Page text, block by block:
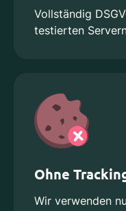
Vollständig
testierten
Ohne
Wir verwenden